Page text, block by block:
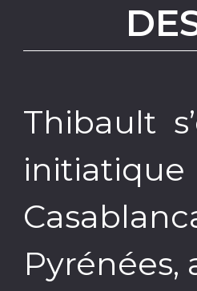
Thibault
Pyrénées,